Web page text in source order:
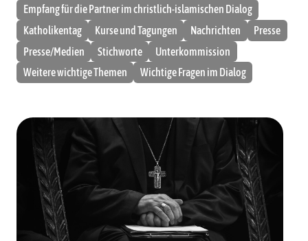
Empfang für die Partner im christlich-islamischen Dialog
Katholikentag
Kurse und Tagungen Nachrichten
Presse
Presse/Medien
Stichworte
Unterkommission
Weitere wichtige Themen
Wichtige Fragen im Dialog